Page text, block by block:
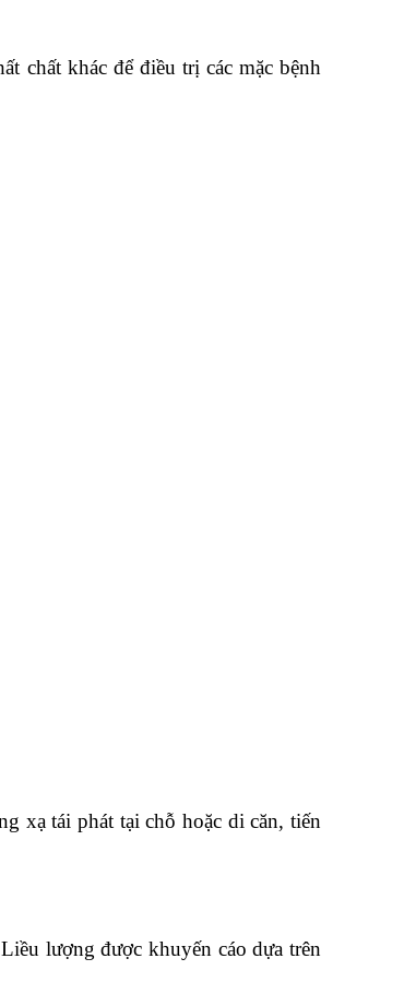
chất khác để điều trị các mặc bệnh
xạ tái phát tại chỗ hoặc di căn, tiến
lượng được khuyến cáo dựa trên